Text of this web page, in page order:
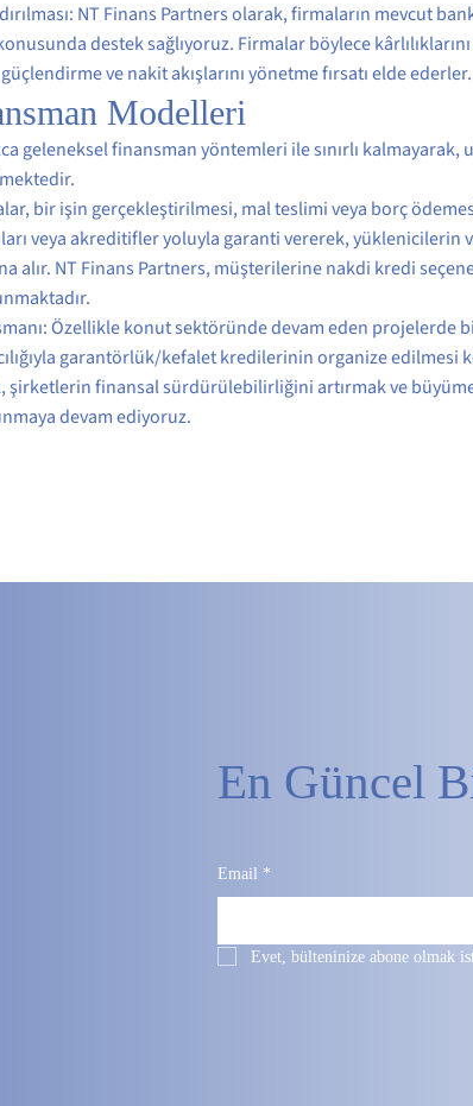
NT Finans Partners olarak, firmaların mevcut
destek sağlıyoruz. Firmalar böylece
ve nakit akışlarını yönetme fırsatı elde ederler.
Modelleri
geleneksel finansman yöntemleri ile sınırlı kalmayarak,
bir işin gerçekleştirilmesi, mal teslimi veya borç
veya akreditifler yoluyla garanti vererek,
alır. NT Finans Partners, müşterilerine nakdi kredi
Özellikle konut sektöründe devam eden
garantörlük/kefalet kredilerinin organize edilmesi
şirketlerin finansal sürdürülebilirliğini artırmak ve
devam ediyoruz.
En Güncel
Email *
Evet, bülteninize abone olmak